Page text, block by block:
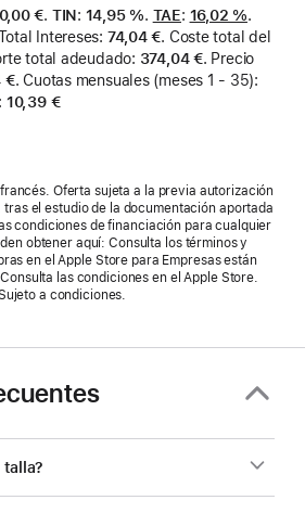
€. TIN: 14,95 %. TAE: 16,02 %.
Intereses: 74,04 €. Coste total del
total adeudado: 374,04 €. Precio
€.Cuotas mensuales (meses 1 - 35):
: 10,39 €
Oferta sujeta a la previa autorización
tras el estudio de la documentación aportada
condiciones de financiación para cualquier
obtener aquí: Consulta los términos y
en el Apple Store para Empresas están
las condiciones en el Apple Store.
a condiciones.
talla?